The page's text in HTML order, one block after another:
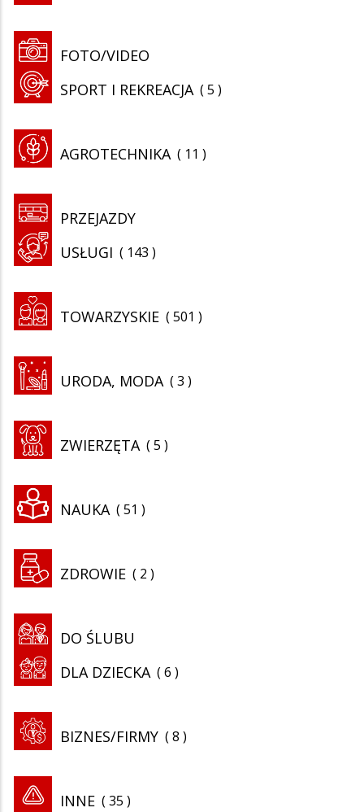
FOTO/VIDEO
SPORT I REKREACJA
5
AGROTECHNIKA 11
PRZEJAZDY
143
USŁUGI
TOWARZYSKIE 501
URODA, MODA 3
ZWIERZĘTA 5
51
NAUKA
ZDROWIE 2
DO ŚLUBU
6
DLA DZIECKA
8
BIZNES/FIRMY
35
INNE